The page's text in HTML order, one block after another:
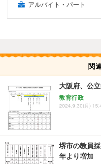
アルバイト・パート
関
大阪府、公
教育行政
2024.9.30(月)
堺市の教員
年より増加